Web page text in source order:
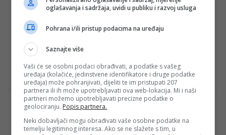
svom stilu odgovorio!
Fudbalska reprezentacija Bosne i
postojanja. Večeras u Plenumu na
Federalnoj TV govore Savo…
Redakcija Sop·27/11/2023
Novinari pitali Miloševića o skandiranju
“Savo odlazi!”, evo šta je odgovorio
Selektor fudbalske reprezentacije Bosne i
oglašavanja i sadržaja, uvidi u publiku i razvoj usluga
Pohrana i/ili pristup podacima na uređaju
Saznajte više
Vaši će se osobni podaci obrađivati, a podatke s vašeg
uređaja (kolačiće, jedinstvene identifikatore i druge podatke
uređaja) može pohranjivati, dijeliti te im pristupati 207
partnera ili ih može upotrebljavati ova web-lokacija. Mi i naši
partneri možemo upotrebljavati precizne podatke o
geolociranju. Popis partnera.
Neki dobavljači mogu obrađivati vaše osobne podatke na
temelju legitimnog interesa. Ako se ne slažete s tim, u